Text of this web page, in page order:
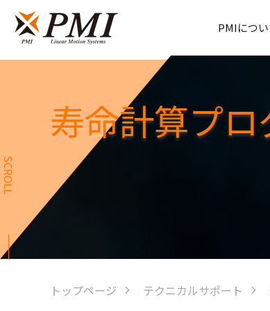
PMIにつ
寿命計算プ
SCROLL
トップページ テクニカルサポート